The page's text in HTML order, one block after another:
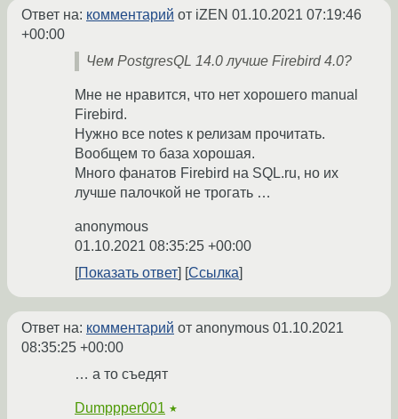
Ответ на: комментарий от iZEN 01.10.2021 07:19:46
+00:00
Чем PostgresQL 14.0 лучше Firebird 4.0?
Мне не нравится, что нет хорошего manual
Firebird.
Нужно все notes к релизам прочитать.
Вообщем то база хорошая.
Много фанатов Firebird на SQL.ru, но их
лучше палочкой не трогать …
anonymous
01.10.2021 08:35:25 +00:00
Показать ответ
Ссылка
Ответ на: комментарий от anonymous 01.10.2021
08:35:25 +00:00
… а то съедят
Dumppper001 ★